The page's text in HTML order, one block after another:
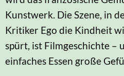
Kunstwerk. Die Szene, in
Kritiker Ego die Kindheit
spürt, ist Filmgeschichte –
einfaches Essen große